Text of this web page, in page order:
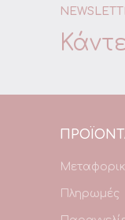
Πληρωμές